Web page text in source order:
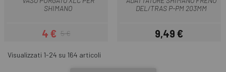
SHIMANO
Prezzo
4 €Prezzo base
5 €
DEL/TRAS P-PM 203MM
Prezzo
9,49 €
Visualizzati 1-24 su 164 articoli